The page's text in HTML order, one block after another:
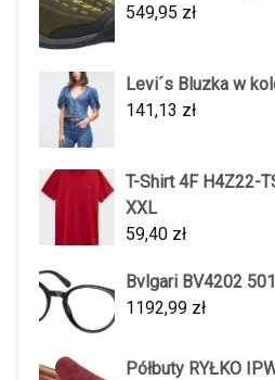
549,95 zł
Levi´s Bluzka w
141,13 zł
T-Shirt 4F H4Z22-
XXL
59,40 zł
Bvlgari BV4202
1192,99 zł
Półbuty RYŁKO